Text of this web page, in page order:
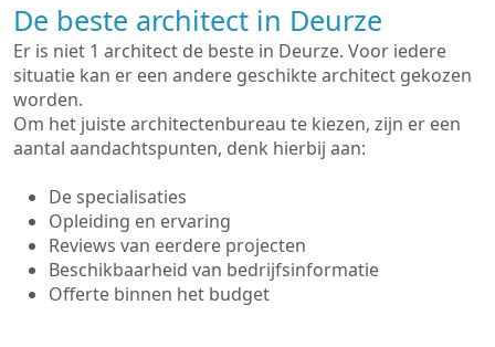
De beste architect in Deurze
Er is niet 1 architect de beste in Deurze. Voor iedere
situatie kan er een andere geschikte architect gekozen
worden.
Om het juiste architectenbureau te kiezen, zijn er een
aantal aandachtspunten, denk hierbij aan:
De specialisaties
Opleiding en ervaring
Reviews van eerdere projecten
Beschikbaarheid van bedrijfsinformatie
Offerte binnen het budget